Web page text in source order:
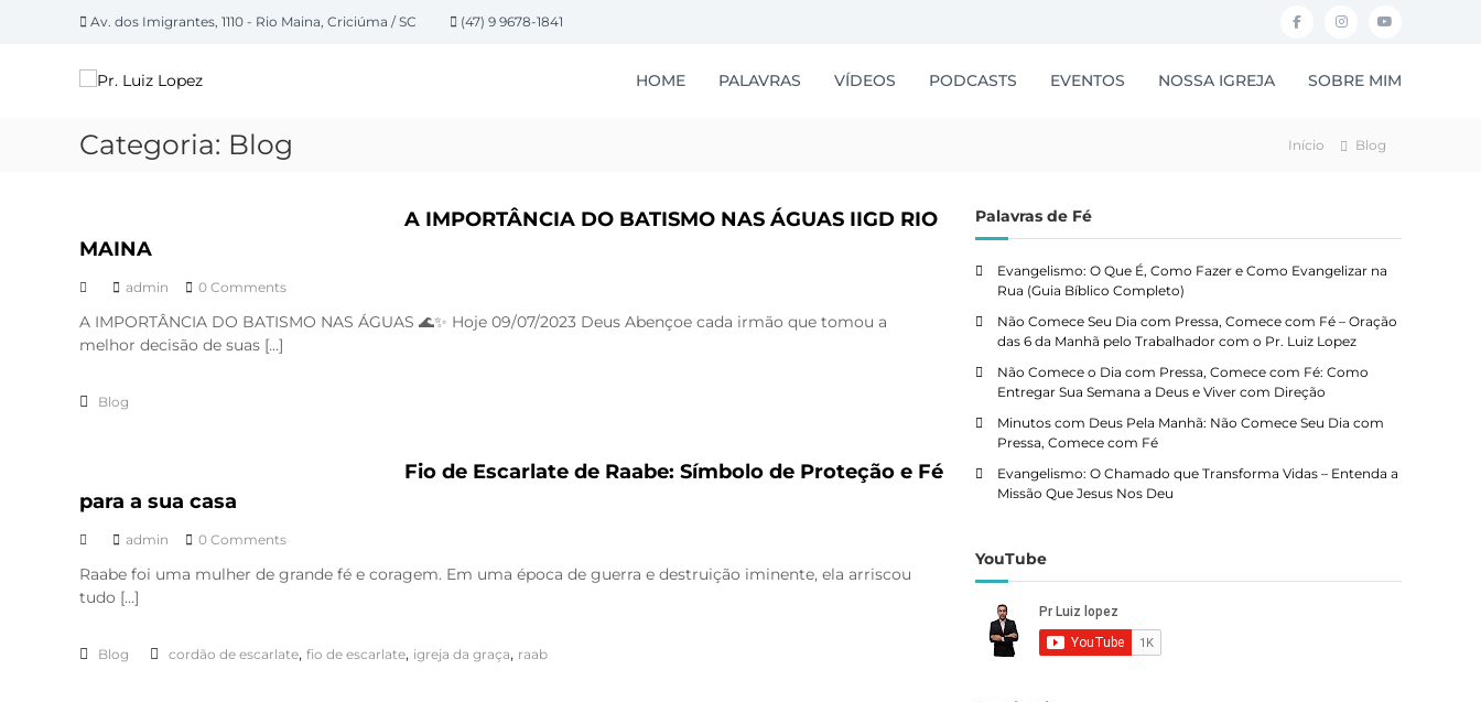
Av. dos Imigrantes, 1110 - Rio Maina, Criciúma / SC (47) 9 9678-1841 F
c
b
I
s
a
u
L
p
e
z
HOME PALAVRAS VÍDEOS PODCASTS EVENTOS NOSSA IGREJA SOBRE MIM
Categoria: Blog Início Blog
A IMPORTÂNCIA DO BATISMO NAS ÁGUAS IIGD RIO
MAINA
admin 0 Comments
A IMPORTÂNCIA DO BATISMO NAS ÁGUAS 🌊✨ Hoje 09/07/2023 Deus Abençoe cada irmão que tomou a
melhor decisão de suas […]
Blog
Fio de Escarlate de Raabe: Símbolo de Proteção e Fé
para a sua casa
admin 0 Comments
Raabe foi uma mulher de grande fé e coragem. Em uma época de guerra e destruição iminente, ela arriscou
tudo […]
Blog cordão de escarlate, fio de escarlate, igreja da graça, raab
Palavras de Fé
Evangelismo: O Que É, Como Fazer e Como Evangelizar na
Rua (Guia Bíblico Completo)
Não Comece Seu Dia com Pressa, Comece com Fé – Oração
das 6 da Manhã pelo Trabalhador com o Pr. Luiz Lopez
Não Comece o Dia com Pressa, Comece com Fé: Como
Entregar Sua Semana a Deus e Viver com Direção
Minutos com Deus Pela Manhã: Não Comece Seu Dia com
Pressa, Comece com Fé
Evangelismo: O Chamado que Transforma Vidas – Entenda a
Missão Que Jesus Nos Deu
YouTube